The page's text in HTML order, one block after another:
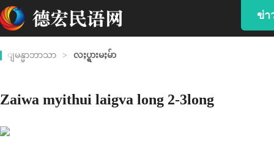
ข่า
ျမန္မာဘာသာ > လႈပ္ရွားမႈမ်ာ
Zaiwa myithui laigva long 2-3long